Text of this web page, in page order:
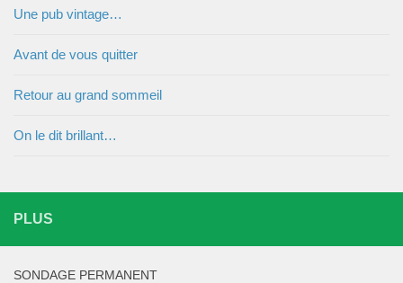
Une pub vintage…
Avant de vous quitter
Retour au grand sommeil
On le dit brillant…
PLUS
SONDAGE PERMANENT